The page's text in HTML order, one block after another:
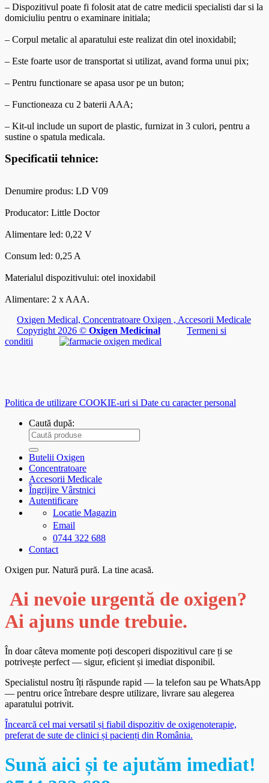
– Dispozitivul poate fi folosit atat de catre medicii specialisti dar si la
domiciuliu pentru o examinare initiala;
– Corpul metalic al aparatului este realizat din otel inoxidabil;
– Este foarte usor de transportat si utilizat, avand forma unui pix;
– Pentru functionare se apasa usor pe un buton;
– Functioneaza cu 2 baterii AAA;
– Kit-ul include un suport de plastic, furnizat in 3 culori, pentru a
sustine o spatula medicala.
Specificatii tehnice:
Denumire produs: LD V09
Producator: Little Doctor
Alimentare led: 0,22 V
Consum led: 0,25 A
Materialul dispozitivului: otel inoxidabil
Alimentare: 2 x AAA.
Oxigen Medical, Concentratoare Oxigen , Accesorii Medicale
Copyright 2026 © Oxigen Medicinal
Termeni si
conditii
Politica de utilizare COOKIE-uri si Date cu caracter personal
Caută după:
Butelii Oxigen
Concentratoare
Accesorii Medicale
Îngrijire Vârstnici
Autentificare
Locatie Magazin
Email
0744 322 688
Contact
Oxigen pur. Natură pură. La tine acasă.
Ai nevoie urgentă de oxigen?
Ai ajuns unde trebuie.
În doar câteva momente poți descoperi dispozitivul care ți se
potrivește perfect — sigur, eficient și imediat disponibil.
Specialistul nostru îți răspunde rapid — la telefon sau pe WhatsApp
— pentru orice întrebare despre utilizare, livrare sau alegerea
aparatului potrivit.
Încearcă cel mai versatil și fiabil dispozitiv de oxigenoterapie,
preferat de sute de clinici și pacienți din România.
Sună aici și te ajutăm imediat!